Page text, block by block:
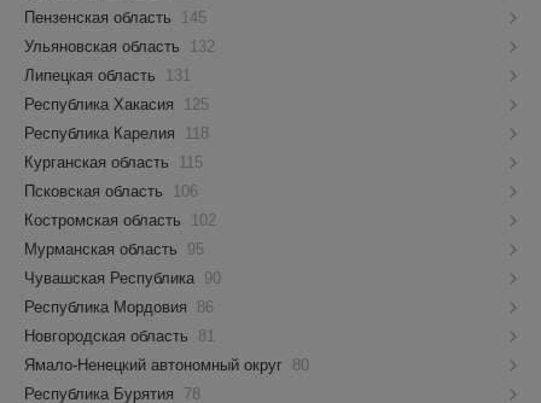
Пензенская область
145
Ульяновская область
132
Липецкая область
131
Республика Хакасия
125
Республика Карелия
118
Курганская область
115
Псковская область
106
Костромская область
102
Мурманская область
95
Чувашская Республика 90
Республика Мордовия
86
Новгородская область
81
Ямало-Ненецкий автономный округ 80
Республика Бурятия
78